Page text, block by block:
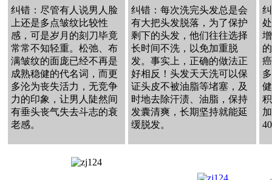
纠错：尽管有人说男人脸
上还是多点皱纹比较性
感，可是岁月的刻刀毕竟
常常不知轻重。松弛、布
满皱纹的面庞已经不再是
成熟稳健的代名词，而更
多沦为丧失活力，无竞争
力的印象，让男人陡然间
有垂头丧气失去斗志的衰
老感。
纠错：每次洗完头发总是会
有大把头发脱落，为了保护
剩下的头发，他们往往选择
长时间不洗，以免加重脱
发。事实上，正确的做法正
好相反！头发天天洗可以保
证头皮不被油脂等堵塞，及
时地去除汗渍、油脂，保持
发囊清爽，长期坚持就能延
缓脱发。